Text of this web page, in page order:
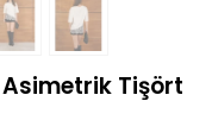
Asimetrik Tişört